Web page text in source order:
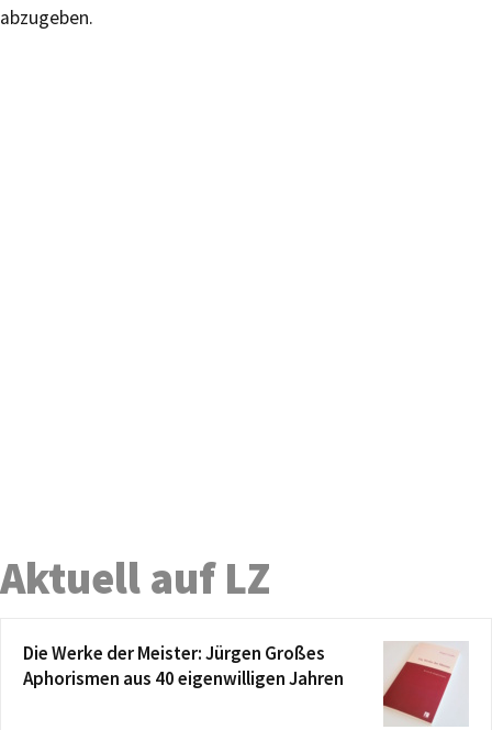
abzugeben.
Aktuell auf LZ
Die Werke der Meister: Jürgen Großes
Aphorismen aus 40 eigenwilligen Jahren